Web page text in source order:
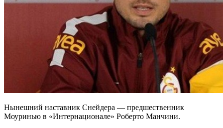
Нынешний наставник Снейдера — предшественник
Моуринью в «Интернационале» Роберто Манчини.